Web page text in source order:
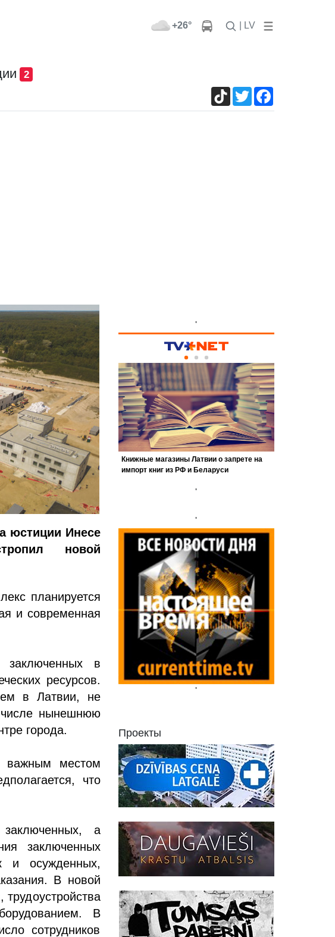
+26° | LV
2
TikTokTwitter
юстиции Инесе
новой
планируется
и современная
заключенных в
ресурсов.
в Латвии, не
нынешнюю
города.
важным местом
что
а
заключенных
и осужденных,
В новой
В
сотрудников
'
'
'
'
Проекты